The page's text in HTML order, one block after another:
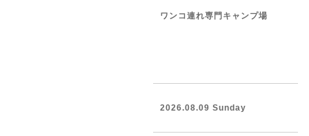
ワンコ連れ専門キャンプ場
2026.08.09 Sunday